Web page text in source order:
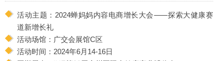
活动主题：2024蝉妈妈内容电商增长大会⸺探索大健康赛
道新增长礼
活动场馆：广交会展馆C区
活动时间：2024年6月14-16日